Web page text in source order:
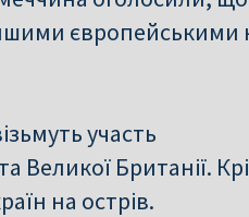
європейськими
участь
Великої Британії.
на острів.